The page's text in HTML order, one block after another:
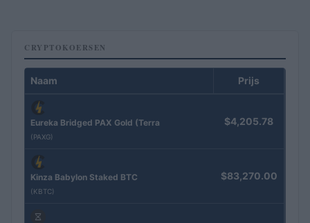
CRYPTOKOERSEN
Naam Prijs
Eureka Bridged PAX Gold (Terra
(PAXG)
$4,205.78
Kinza Babylon Staked BTC
(KBTC)
$83,270.00